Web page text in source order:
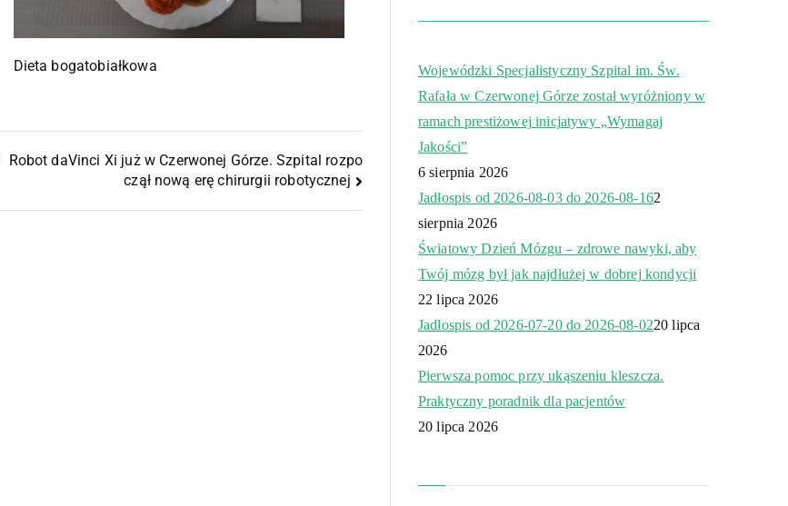
Dieta bogatobiałkowa
Robot daVinci Xi już w Czerwonej Górze. Szpital rozpo
czął nową erę chirurgii robotycznej
Wojewódzki Specjalistyczny Szpital im. Św.
Rafała w Czerwonej Górze został wyróżniony w
ramach prestiżowej inicjatywy „Wymagaj
Jakości”
6 sierpnia 2026
Jadłospis od 2026-08-03 do 2026-08-162
sierpnia 2026
Światowy Dzień Mózgu – zdrowe nawyki, aby
Twój mózg był jak najdłużej w dobrej kondycji
22 lipca 2026
Jadłospis od 2026-07-20 do 2026-08-0220 lipca
2026
Pierwsza pomoc przy ukąszeniu kleszcza.
Praktyczny poradnik dla pacjentów
20 lipca 2026